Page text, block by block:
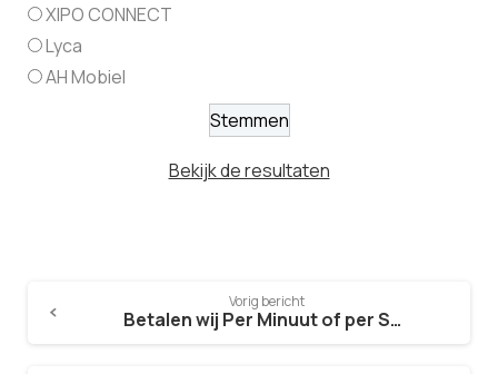
XIPO CONNECT
Lyca
AH Mobiel
Bekijk de resultaten
Vorig bericht
Betalen wij Per Minuut of per Seconde? Betaal niet te veel!